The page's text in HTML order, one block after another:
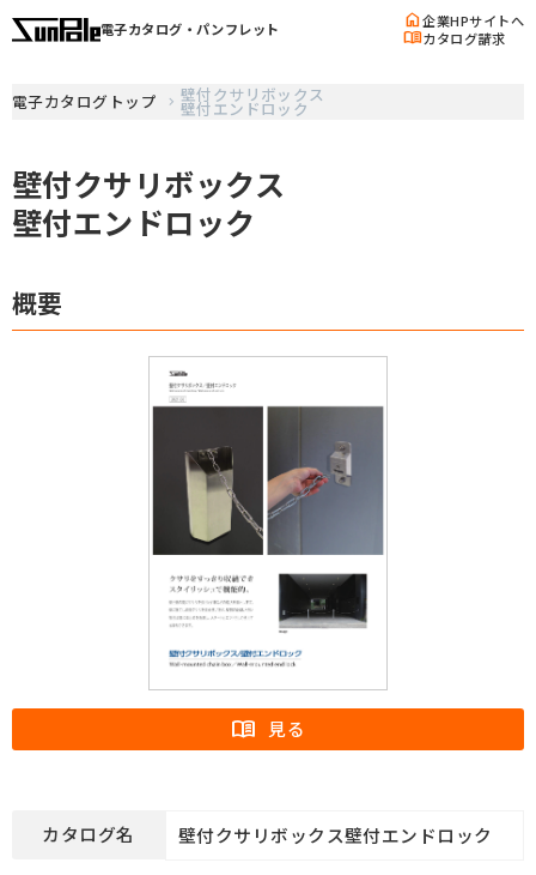
電子カタログ・パンフレット home企業HPサイトへ
menu_bookカタログ請求
電子カタログトップ 壁付クサリボックス
壁付エンドロック
壁付クサリボックス
壁付エンドロック
概要
カタログ名 壁付クサリボックス壁付エンドロック